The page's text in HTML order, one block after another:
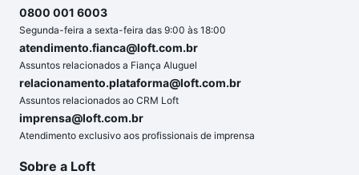
0800 001 6003
Segunda-feira a sexta-feira das 9:00 às 18:00
atendimento.fianca@loft.com.br
Assuntos relacionados a Fiança Aluguel
relacionamento.plataforma@loft.com.br
Assuntos relacionados ao CRM Loft
imprensa@loft.com.br
Atendimento exclusivo aos profissionais de imprensa
Sobre a Loft